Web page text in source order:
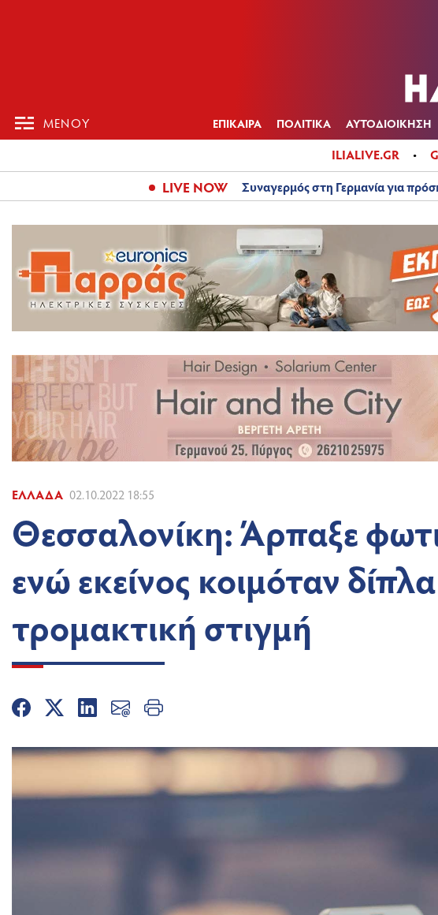
ΜΕΝΟΥ ΕΠΙΚΑΙΡΑ ΠΟΛΙΤΙΚΑ ΑΥΤΟΔΙΟΙΚΗΣΗ
ILIALIVE.GR
LIVE NOW Συναγερμός στη Γερμανία για
ΕΛΛΆΔΑ 02.10.2022 18:55
Θεσσαλονίκη: Άρπαξε
ενώ εκείνος κοιμόταν
τρομακτική στιγμή